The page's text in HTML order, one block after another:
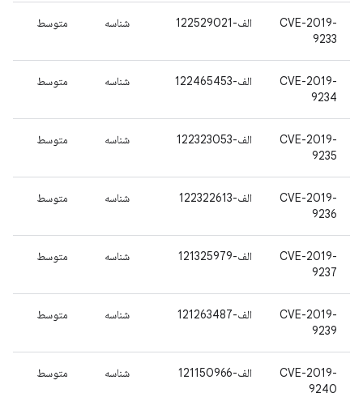
CVE-2019-
9233
الف-122529021 شناسه متوسط
CVE-2019-
9234
الف-122465453 شناسه متوسط
CVE-2019-
9235
الف-122323053 شناسه متوسط
CVE-2019-
9236
الف-122322613 شناسه متوسط
CVE-2019-
9237
الف-121325979 شناسه متوسط
CVE-2019-
9239
الف-121263487 شناسه متوسط
CVE-2019-
9240
الف-121150966 شناسه متوسط